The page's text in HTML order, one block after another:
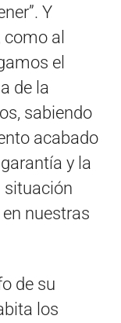
Y
al
el
de la
sabiendo
acabado
y la
situación
nuestras
de su
los